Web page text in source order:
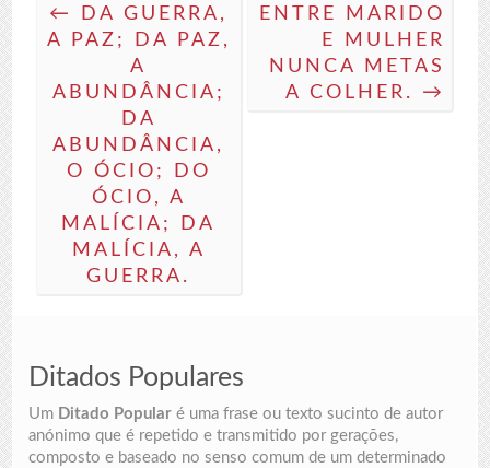
← DA GUERRA,
A PAZ; DA PAZ,
A
ABUNDÂNCIA;
DA
ABUNDÂNCIA,
O ÓCIO; DO
ÓCIO, A
MALÍCIA; DA
MALÍCIA, A
GUERRA.
ENTRE MARIDO
E MULHER
NUNCA METAS
A COLHER. →
Ditados Populares
Um Ditado Popular é uma frase ou texto sucinto de autor
anónimo que é repetido e transmitido por gerações,
composto e baseado no senso comum de um determinado